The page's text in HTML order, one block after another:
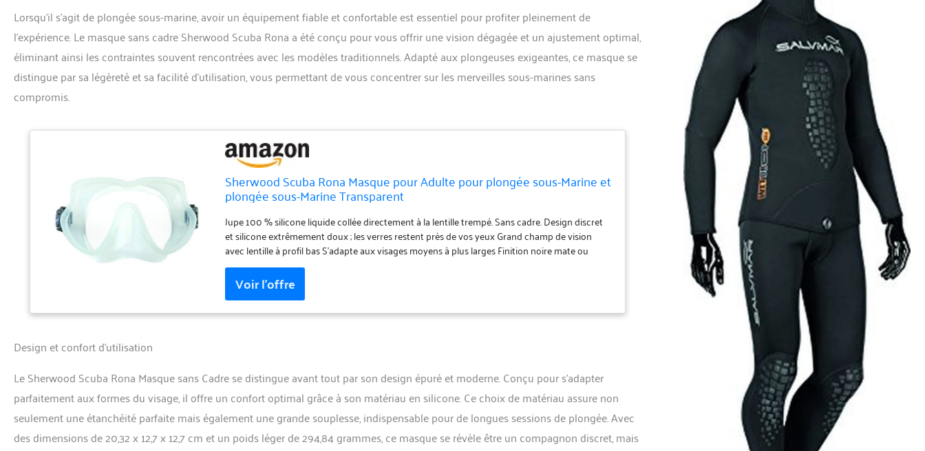
Lorsqu’il s’agit de plongée sous-marine, avoir un équipement fiable et confortable est essentiel pour profiter pleinement de
l’expérience. Le masque sans cadre Sherwood Scuba Rona a été conçu pour vous offrir une vision dégagée et un ajustement optimal,
éliminant ainsi les contraintes souvent rencontrées avec les modèles traditionnels. Adapté aux plongeuses exigeantes, ce masque se
distingue par sa légèreté et sa facilité d’utilisation, vous permettant de vous concentrer sur les merveilles sous-marines sans
compromis.
Sherwood Scuba Rona Masque pour Adulte pour plongée sous-Marine et
plongée sous-Marine Transparent
Jupe 100 % silicone liquide collée directement à la lentille trempé. Sans cadre. Design discret
et silicone extrêmement doux ; les verres restent près de vos yeux Grand champ de vision
avec lentille à profil bas S'adapte aux visages moyens à plus larges Finition noire mate ou
transparente mate
Design et confort d’utilisation
Le Sherwood Scuba Rona Masque sans Cadre se distingue avant tout par son design épuré et moderne. Conçu pour s’adapter
parfaitement aux formes du visage, il offre un confort optimal grâce à son matériau en silicone. Ce choix de matériau assure non
seulement une étanchéité parfaite mais également une grande souplesse, indispensable pour de longues sessions de plongée. Avec
des dimensions de 20,32 x 12,7 x 12,7 cm et un poids léger de 294,84 grammes, ce masque se révèle être un compagnon discret, mais